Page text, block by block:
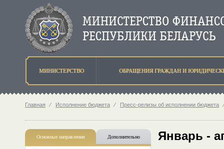
МИНИСТЕРСТВО ОБРАЩЕНИЯ ГРАЖДАН И
Главная ⁄ Исполнение бюджета ⁄ Пресс-релизы об исполнении бюджета ⁄
Основные направления Дополнительно Январь -